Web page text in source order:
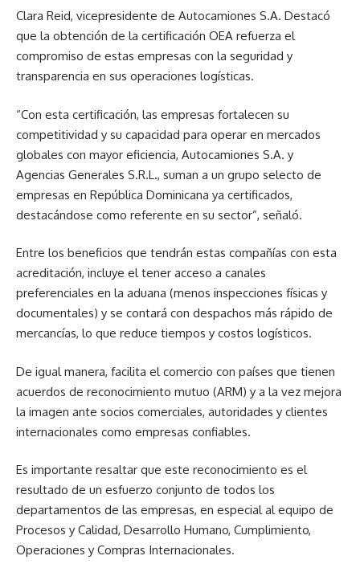
Clara Reid, vicepresidente de Autocamiones S.A. Destacó
que la obtención de la certificación OEA refuerza el
compromiso de estas empresas con la seguridad y
transparencia en sus operaciones logísticas.
“Con esta certificación, las empresas fortalecen su
competitividad y su capacidad para operar en mercados
globales con mayor eficiencia, Autocamiones S.A. y
Agencias Generales S.R.L., suman a un grupo selecto de
empresas en República Dominicana ya certificados,
destacándose como referente en su sector”, señaló.
Entre los beneficios que tendrán estas compañías con esta
acreditación, incluye el tener acceso a canales
preferenciales en la aduana (menos inspecciones físicas y
documentales) y se contará con despachos más rápido de
mercancías, lo que reduce tiempos y costos logísticos.
De igual manera, facilita el comercio con países que tienen
acuerdos de reconocimiento mutuo (ARM) y a la vez mejora
la imagen ante socios comerciales, autoridades y clientes
internacionales como empresas confiables.
Es importante resaltar que este reconocimiento es el
resultado de un esfuerzo conjunto de todos los
departamentos de las empresas, en especial al equipo de
Procesos y Calidad, Desarrollo Humano, Cumplimiento,
Operaciones y Compras Internacionales.